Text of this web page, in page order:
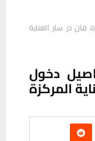
در سار العناية
دخول
المركزة